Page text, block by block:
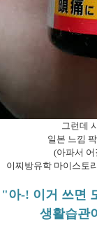
그런데
일본 느낌
(아파서
이찌방유학 마이스토
"아-! 이거 쓰면
생활습관